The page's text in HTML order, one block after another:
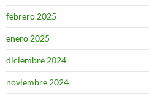
febrero 2025
enero 2025
diciembre 2024
noviembre 2024